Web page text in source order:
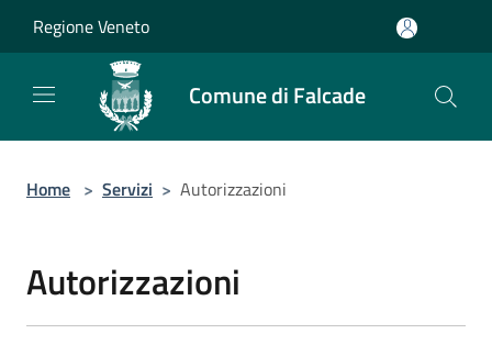
Regione Veneto
Comune di Falcade
Home > Servizi > Autorizzazioni
Autorizzazioni